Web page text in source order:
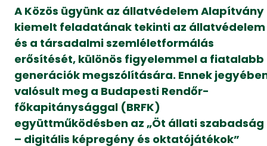
A Közös ügyünk az állatvédelem Alapítvány
kiemelt feladatának tekinti az állatvédelem
és a társadalmi szemléletformálás
erősítését, különös figyelemmel a fiatalabb
generációk megszólítására. Ennek
valósult meg a Budapesti Rendőr-
főkapitánysággal (BRFK)
együttműködésben az „Öt állati szabadság
– digitális képregény és oktatójátékok”